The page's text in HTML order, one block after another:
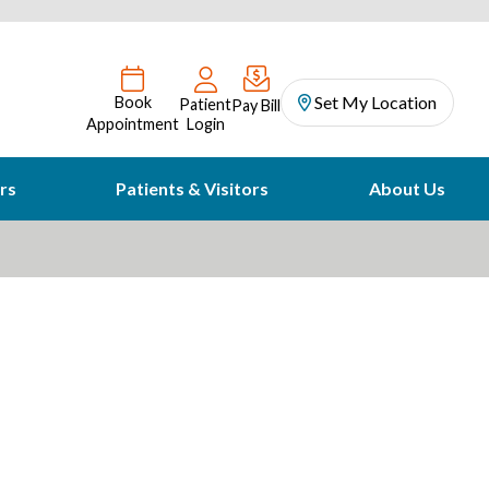
Book
Appointment
Patient
Login
Pay Bill Set My Location
Patients & Visitors About Us